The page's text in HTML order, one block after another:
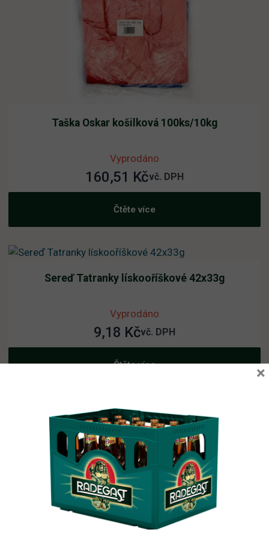
Taška Oskar košilková 100ks/10kg
Vyprodáno
160,51 Kčvč. DPH
Čtěte více
Sereď Tatranky lískooříškové 42x33g
Vyprodáno
9,18 Kčvč. DPH
Čtěte více ×